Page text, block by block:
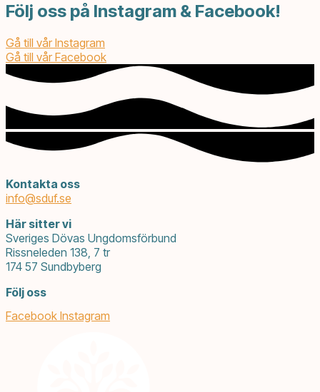
Följ oss på Instagram & Facebook!
Gå till vår Instagram
Gå till vår Facebook
Kontakta oss
info@sduf.se
Här sitter vi
Sveriges Dövas Ungdomsförbund
Rissneleden 138, 7 tr
174 57 Sundbyberg
Följ oss
Facebook Instagram